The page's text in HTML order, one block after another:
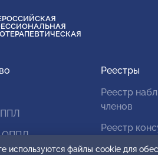
ОППЛ
Реестры
Реестр
членов
Реестр
используются файлы cookie для